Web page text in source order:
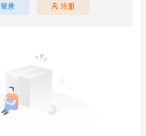
登录 注册